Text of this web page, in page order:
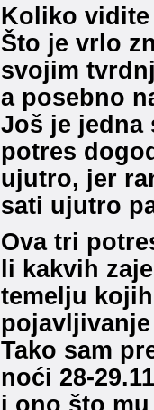
Koliko vidite
Što je vrlo
svojim
a posebno
Još je jedna
potres
ujutro, jer
sati ujutro
Ova tri
li kakvih
temelju
Tako sam
noći 28-
i ono što